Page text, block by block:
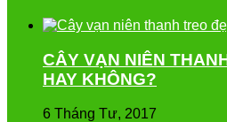
CÂY VẠN NIÊN
HAY KHÔNG?
6 Tháng Tư, 2017